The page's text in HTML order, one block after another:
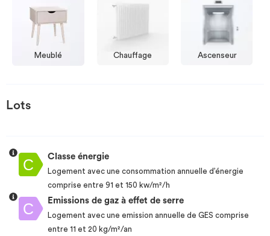
Meublé Chauffage Ascenseur
Lots
Classe énergie
Logement avec une consommation annuelle d’énergie
comprise entre 91 et 150 kw/m²/h
Emissions de gaz à effet de serre
Logement avec une emission annuelle de GES comprise
entre 11 et 20 kg/m²/an